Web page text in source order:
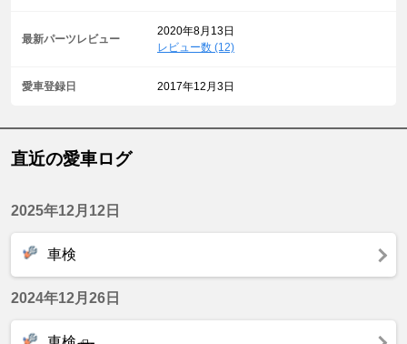
最新パーツレビュー
2020年8月13日
レビュー数 (12)
愛車登録日 2017年12月3日
直近の愛車ログ
2025年12月12日
車検
2024年12月26日